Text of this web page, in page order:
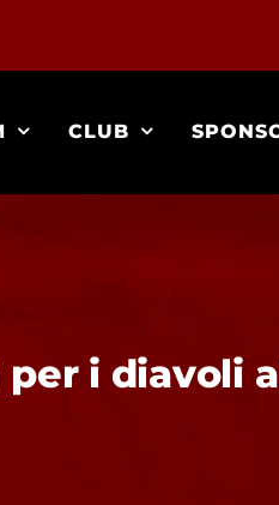
CLUB
i diavoli